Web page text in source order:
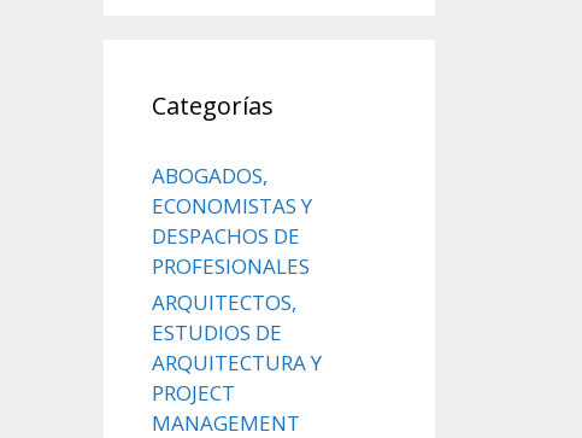
Categorías
ABOGADOS,
ECONOMISTAS Y
DESPACHOS DE
PROFESIONALES
ARQUITECTOS,
ESTUDIOS DE
ARQUITECTURA Y
PROJECT
MANAGEMENT